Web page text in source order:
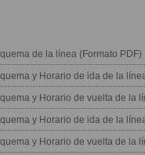
de la línea (Formato PDF)
y Horario de ida de la
y Horario de vuelta de la
y Horario de ida de la
y Horario de vuelta de la